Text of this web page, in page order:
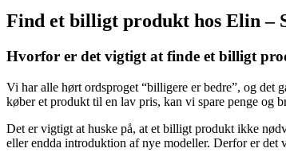
Find et billigt produkt hos Elin –
Hvorfor er det vigtigt at finde et billigt
Vi har alle hørt ordsproget “billigere er bedre”, og
køber et produkt til en lav pris, kan vi spare penge og
Det er vigtigt at huske på, at et billigt produkt ikke
eller endda introduktion af nye modeller. Derfor er